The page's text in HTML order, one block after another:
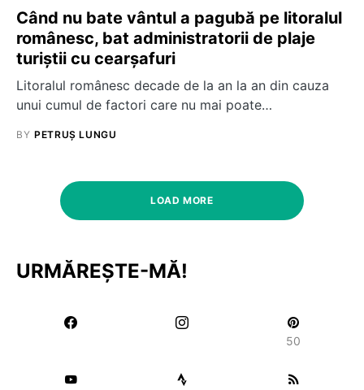
Când nu bate vântul a pagubă pe litoralul
românesc, bat administratorii de plaje
turiștii cu cearșafuri
Litoralul românesc decade de la an la an din cauza
unui cumul de factori care nu mai poate…
BY PETRUȘ LUNGU
LOAD MORE
URMĂREȘTE-MĂ!
50